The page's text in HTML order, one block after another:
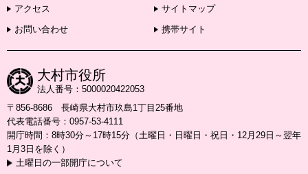
アクセス
サイトマップ
お問い合わせ
携帯サイト
大村市役所
法人番号：5000020422053
〒856-8686 長崎県大村市玖島1丁目25番地
代表電話番号：0957-53-4111
開庁時間：8時30分～17時15分（土曜日・日曜日・祝日・12月29日～翌年
1月3日を除く）
土曜日の一部開庁について